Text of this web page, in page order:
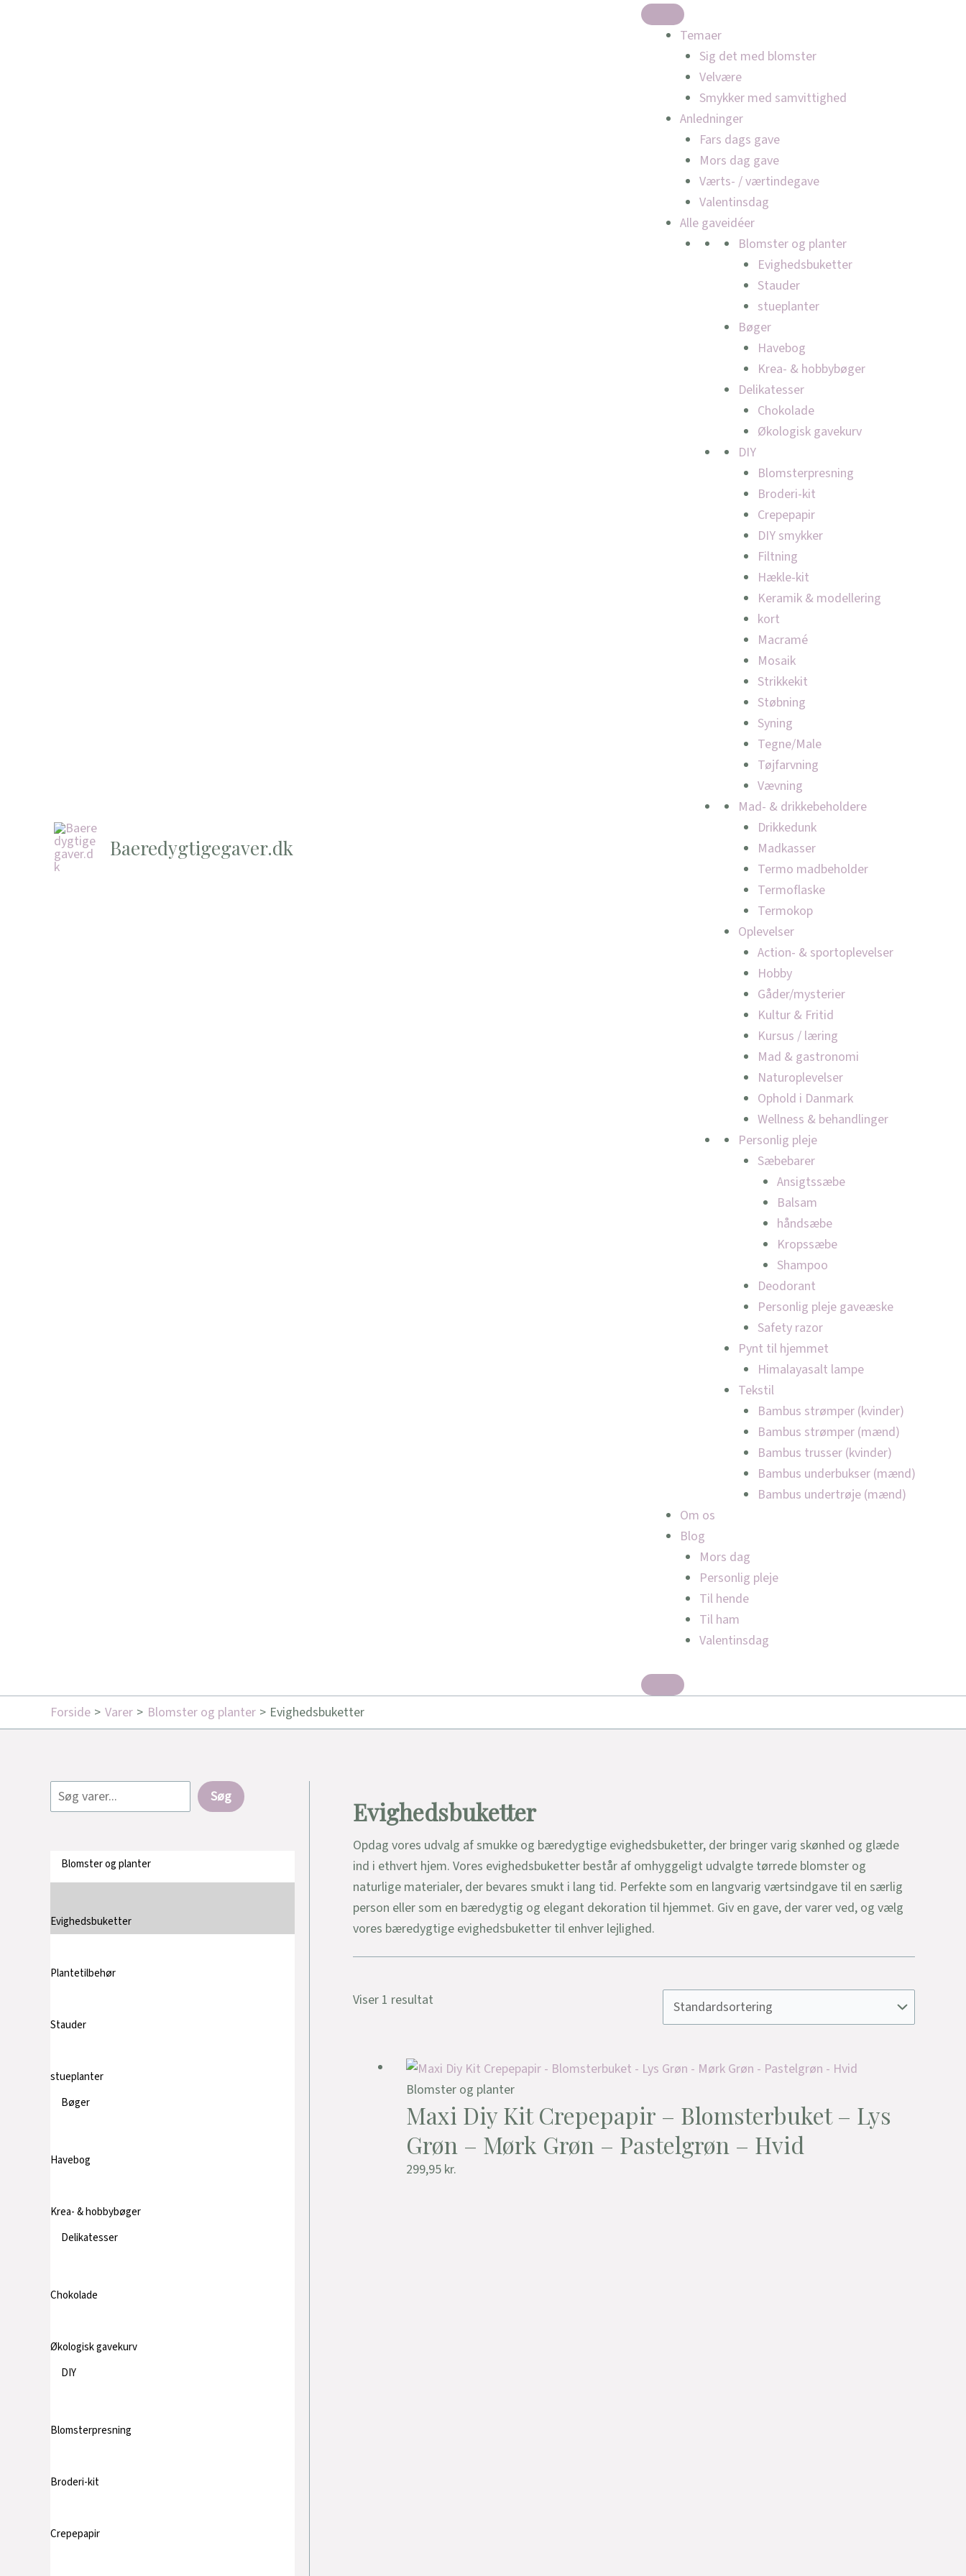
Baeredygtigegaver.dk
Temaer
Sig det med blomster
Velvære
Smykker med samvittighed
Anledninger
Fars dags gave
Mors dag gave
Værts- / værtindegave
Valentinsdag
Alle gaveidéer
Blomster og planter
Evighedsbuketter
Stauder
stueplanter
Bøger
Havebog
Krea- & hobbybøger
Delikatesser
Chokolade
Økologisk gavekurv
DIY
Blomsterpresning
Broderi-kit
Crepepapir
DIY smykker
Filtning
Hækle-kit
Keramik & modellering
kort
Macramé
Mosaik
Strikkekit
Støbning
Syning
Tegne/Male
Tøjfarvning
Vævning
Mad- & drikkebeholdere
Drikkedunk
Madkasser
Termo madbeholder
Termoflaske
Termokop
Oplevelser
Action- & sportoplevelser
Hobby
Gåder/mysterier
Kultur & Fritid
Kursus / læring
Mad & gastronomi
Naturoplevelser
Ophold i Danmark
Wellness & behandlinger
Personlig pleje
Sæbebarer
Ansigtssæbe
Balsam
håndsæbe
Kropssæbe
Shampoo
Deodorant
Personlig pleje gaveæske
Safety razor
Pynt til hjemmet
Himalayasalt lampe
Tekstil
Bambus strømper (kvinder)
Bambus strømper (mænd)
Bambus trusser (kvinder)
Bambus underbukser (mænd)
Bambus undertrøje (mænd)
Om os
Blog
Mors dag
Personlig pleje
Til hende
Til ham
Valentinsdag
Forside Varer Blomster og planter Evighedsbuketter
Søg
Blomster og planter
Evighedsbuketter
Plantetilbehør
Stauder
stueplanter
Bøger
Havebog
Krea- & hobbybøger
Delikatesser
Chokolade
Økologisk gavekurv
DIY
Blomsterpresning
Broderi-kit
Crepepapir
Evighedsbuketter
Opdag vores udvalg af smukke og bæredygtige evighedsbuketter, der bringer varig skønhed og glæde
ind i ethvert hjem. Vores evighedsbuketter består af omhyggeligt udvalgte tørrede blomster og
naturlige materialer, der bevares smukt i lang tid. Perfekte som en langvarig værtsindgave til en særlig
person eller som en bæredygtig og elegant dekoration til hjemmet. Giv en gave, der varer ved, og vælg
vores bæredygtige evighedsbuketter til enhver lejlighed.
Viser 1 resultat
Blomster og planter
Maxi Diy Kit Crepepapir – Blomsterbuket – Lys
Grøn – Mørk Grøn – Pastelgrøn – Hvid
299,95 kr.